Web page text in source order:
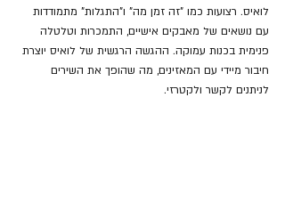
לואיס. רצועות כמו "זה זמן מה" ו"התגלות" מתמודדות
עם נושאים של מאבקים אישיים, התמכרות וטלטלה
פנימית בכנות עמוקה. ההגשה הרגשית של לואיס יוצרת
חיבור מיידי עם המאזינים, מה שהופך את השירים
לניתנים לקשר ולקטרזי.